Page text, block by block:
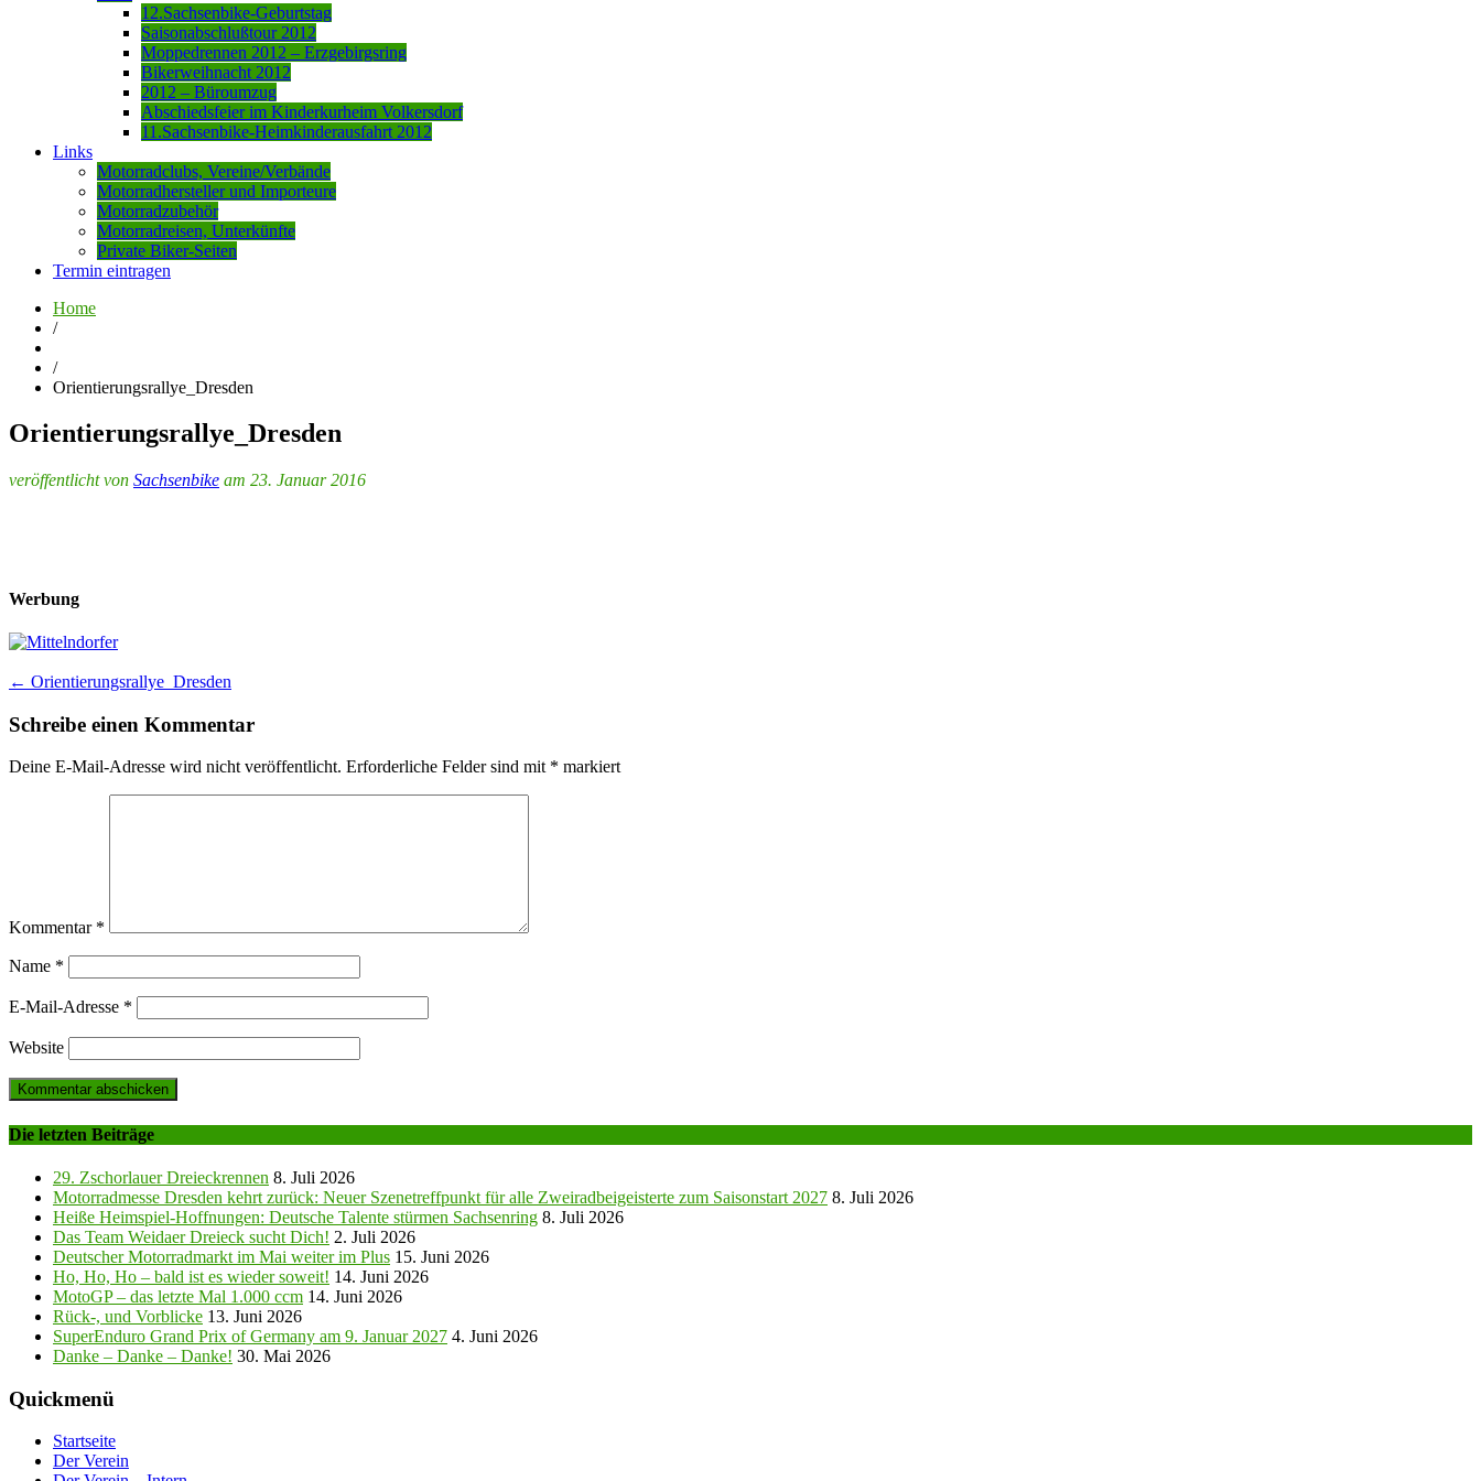
12.Sachsenbike-Geburtstag
Saisonabschlußtour 2012
Moppedrennen 2012 – Erzgebirgsring
Bikerweihnacht 2012
2012 – Büroumzug
Abschiedsfeier im Kinderkurheim Volkersdorf
11.Sachsenbike-Heimkinderausfahrt 2012
Links
Motorradclubs, Vereine/Verbände
Motorradhersteller und Importeure
Motorradzubehör
Motorradreisen, Unterkünfte
Private Biker-Seiten
Termin eintragen
Home
/
/
Orientierungsrallye_Dresden
Orientierungsrallye_Dresden
veröffentlicht von Sachsenbike am 23. Januar 2016
Werbung
Post
navigation
← Orientierungsrallye_Dresden
Schreibe einen Kommentar
Deine E-Mail-Adresse wird nicht veröffentlicht. Erforderliche Felder sind mit * markiert
Kommentar *
Name *
E-Mail-Adresse *
Website
Die letzten Beiträge
29. Zschorlauer Dreieckrennen 8. Juli 2026
Motorradmesse Dresden kehrt zurück: Neuer Szenetreffpunkt für alle Zweiradbeigeisterte zum Saisonstart 2027 8. Juli 2026
Heiße Heimspiel-Hoffnungen: Deutsche Talente stürmen Sachsenring 8. Juli 2026
Das Team Weidaer Dreieck sucht Dich! 2. Juli 2026
Deutscher Motorradmarkt im Mai weiter im Plus 15. Juni 2026
Ho, Ho, Ho – bald ist es wieder soweit! 14. Juni 2026
MotoGP – das letzte Mal 1.000 ccm 14. Juni 2026
Rück-, und Vorblicke 13. Juni 2026
SuperEnduro Grand Prix of Germany am 9. Januar 2027 4. Juni 2026
Danke – Danke – Danke! 30. Mai 2026
Quickmenü
Startseite
Der Verein